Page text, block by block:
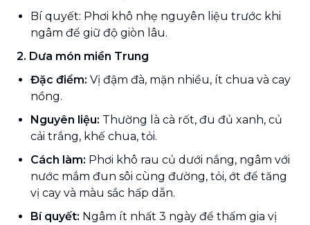
Bí quyết: Phơi khô nhẹ nguyên liệu trước khi
ngâm để giữ độ giòn lâu.
2. Dưa món miền Trung
Đặc điểm: Vị đậm đà, mặn nhiều, ít chua và cay
nồng.
Nguyên liệu: Thường là cà rốt, đu đủ xanh, củ
cải trắng, khế chua, tỏi.
Cách làm: Phơi khô rau củ dưới nắng, ngâm với
nước mắm đun sôi cùng đường, tỏi, ớt để tăng
vị cay và màu sắc hấp dẫn.
Bí quyết: Ngâm ít nhất 3 ngày để thấm gia vị